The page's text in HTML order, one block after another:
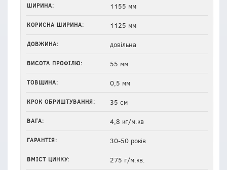
ШИРИНА: 1155 мм
КОРИСНА ШИРИНА: 1125 мм
ДОВЖИНА: довільна
ВИСОТА ПРОФІЛЮ: 55 мм
ТОВЩИНА: 0,5 мм
КРОК ОБРИШТУВАННЯ: 35 см
ВАГА: 4,8 кг/м.кв
ГАРАНТІЯ: 30-50 років
ВМІСТ ЦИНКУ: 275 г/м.кв.